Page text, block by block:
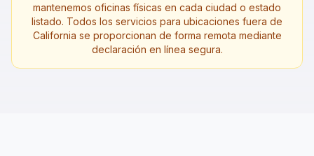
mantenemos oficinas físicas en cada ciudad o estado
listado. Todos los servicios para ubicaciones fuera de
California se proporcionan de forma remota mediante
declaración en línea segura.